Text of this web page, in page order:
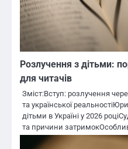
Розлучення з дітьми:
для читачів
Зміст:Вступ: розлучення
та української
дітьми в Україні у 2026
та причини